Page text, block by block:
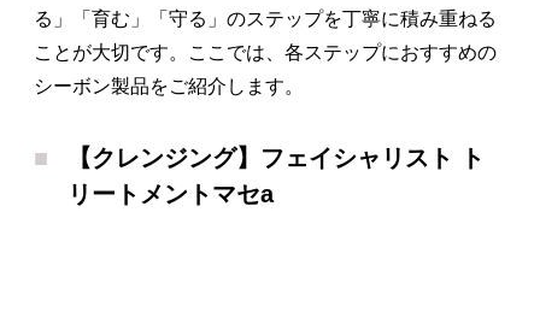
る」「育む」「守る」のステップを丁寧に積み重ねる
ことが大切です。ここでは、各ステップにおすすめの
シーボン製品をご紹介します。
【クレンジング】フェイシャリスト ト
リートメントマセa